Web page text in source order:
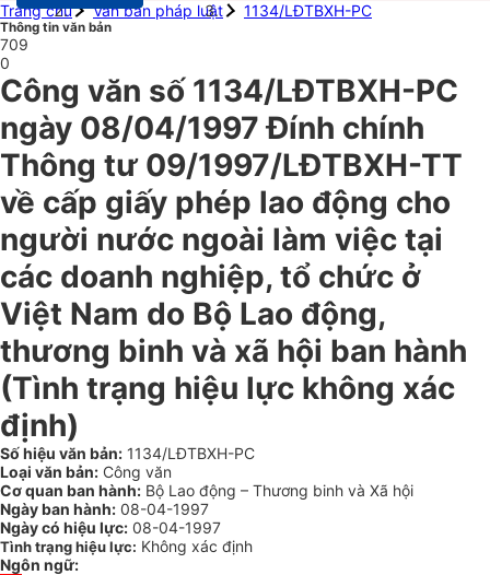
Trang chủ
Văn bản pháp luật 1134/LĐTBXH-PC
Thông tin văn bản
709
0
Công văn số 1134/LĐTBXH-PC
ngày 08/04/1997 Đính chính
Thông tư 09/1997/LĐTBXH-TT
về cấp giấy phép lao động cho
người nước ngoài làm việc tại
các doanh nghiệp, tổ chức ở
Việt Nam do Bộ Lao động,
thương binh và xã hội ban hành
(Tình trạng hiệu lực không xác
định)
Số hiệu văn bản: 1134/LĐTBXH-PC
Loại văn bản: Công văn
Cơ quan ban hành: Bộ Lao động – Thương binh và Xã hội
Ngày ban hành: 08-04-1997
Ngày có hiệu lực: 08-04-1997
Tình trạng hiệu lực: Không xác định
Ngôn ngữ: